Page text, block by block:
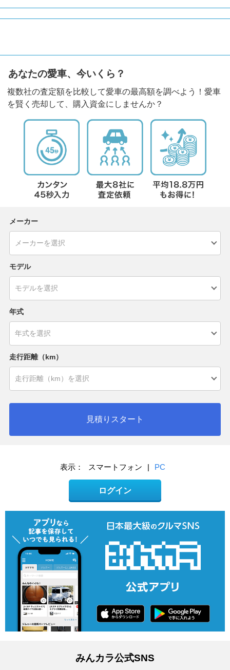
あなたの愛車、今いくら？
複数社の査定額を比較して愛車の最高額を調べよう！愛車
を賢く売却して、購入資金にしませんか？
メーカー
モデル
年式
走行距離（km）
見積りスタート
表示： スマートフォン | PC
ログイン
みんカラ公式SNS